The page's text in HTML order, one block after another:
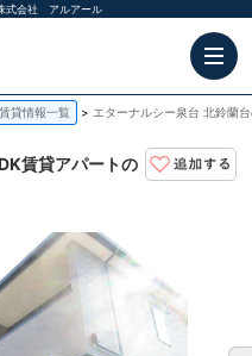
式会社 アルアール
貸情報一覧 エターナルシー泉台 北鈴蘭
賃貸アパートの